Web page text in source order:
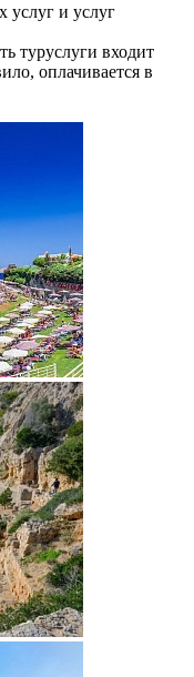
услуг и услуг
туруслуги входит
оплачивается в